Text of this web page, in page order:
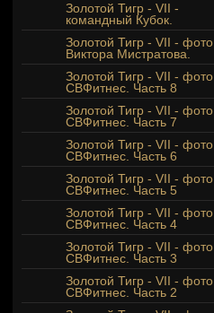
Золотой Тигр - VII -
командный Кубок.
Золотой Тигр - VII - фото
Виктора Мистратова.
Золотой Тигр - VII - фото
СВФитнес. Часть 8
Золотой Тигр - VII - фото
СВФитнес. Часть 7
Золотой Тигр - VII - фото
СВФитнес. Часть 6
Золотой Тигр - VII - фото
СВФитнес. Часть 5
Золотой Тигр - VII - фото
СВФитнес. Часть 4
Золотой Тигр - VII - фото
СВФитнес. Часть 3
Золотой Тигр - VII - фото
СВФитнес. Часть 2